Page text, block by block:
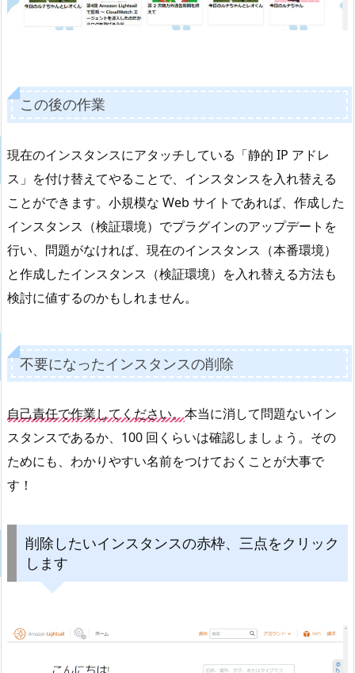
この後の作業
現在のインスタンスにアタッチしている「静的 IP アドレ
ス」を付け替えてやることで、インスタンスを入れ替える
ことができます。小規模な Web サイトであれば、作成した
インスタンス（検証環境）でプラグインのアップデートを
行い、問題がなければ、現在のインスタンス（本番環境）
と作成したインスタンス（検証環境）を入れ替える方法も
検討に値するのかもしれません。
不要になったインスタンスの削除
自己責任で作業してください。本当に消して問題ないイン
スタンスであるか、100 回くらいは確認しましょう。その
ためにも、わかりやすい名前をつけておくことが大事で
す！
削除したいインスタンスの赤枠、三点をクリック
します